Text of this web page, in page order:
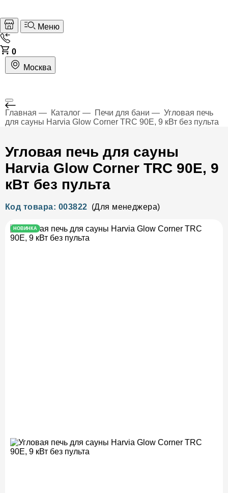
Меню
0
Москва
Главная Каталог Печи для бани
Угловая печь
для сауны Harvia Glow Corner TRC 90E, 9 кВт без пульта
Угловая печь для сауны
Harvia Glow Corner TRC 90E, 9
кВт без пульта
Код товара: 003822 (Для менеджера)
НОВИНКА